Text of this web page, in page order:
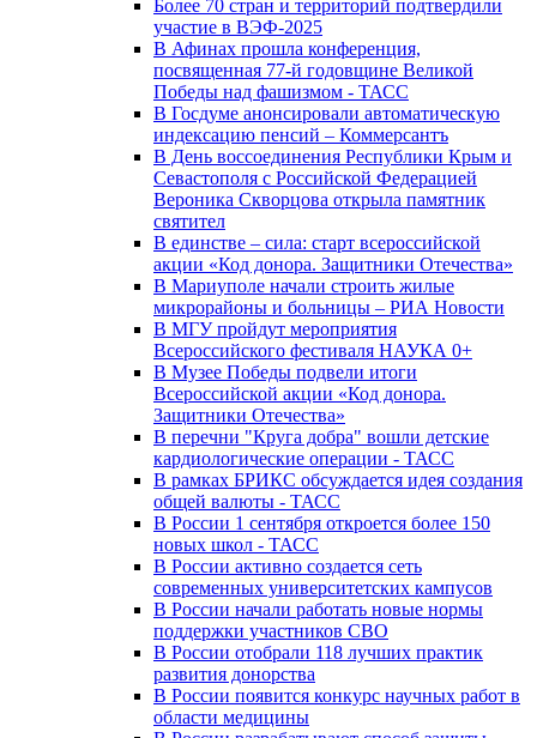
Более 70 стран и территорий подтвердили
участие в ВЭФ-2025
В Афинах прошла конференция,
посвященная 77-й годовщине Великой
Победы над фашизмом - ТАСС
В Госдуме анонсировали автоматическую
индексацию пенсий – Коммерсантъ
В День воссоединения Республики Крым и
Севастополя с Российской Федерацией
Вероника Скворцова открыла памятник
святител
В единстве – сила: старт всероссийской
акции «Код донора. Защитники Отечества»
В Мариуполе начали строить жилые
микрорайоны и больницы – РИА Новости
В МГУ пройдут мероприятия
Всероссийского фестиваля НАУКА 0+
В Музее Победы подвели итоги
Всероссийской акции «Код донора.
Защитники Отечества»
В перечни "Круга добра" вошли детские
кардиологические операции - ТАСС
В рамках БРИКС обсуждается идея создания
общей валюты - ТАСС
В России 1 сентября откроется более 150
новых школ - ТАСС
В России активно создается сеть
современных университетских кампусов
В России начали работать новые нормы
поддержки участников СВО
В России отобрали 118 лучших практик
развития донорства
В России появится конкурс научных работ в
области медицины